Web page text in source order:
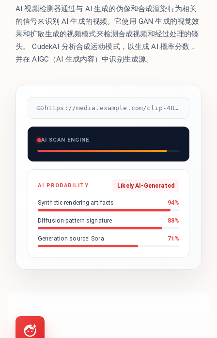
AI 视频检测器通过与 AI 生成的伪像和合成渲染行为相关
的信号来识别 AI 生成的视频。它使用 GAN 生成的视觉效
果和扩散生成的视频模式来检测合成视频和经过处理的镜
头。 CudekAI 分析合成运动模式，以生成 AI 概率分数，
并在 AIGC（AI 生成内容）中识别生成源。
https://media.example.com/clip-4821.mp4
AI SCAN ENGINE
AI PROBABILITY Likely AI-Generated
Synthetic rendering artifacts 94%
Diffusion-pattern signature 88%
Generation source: Sora 71 %